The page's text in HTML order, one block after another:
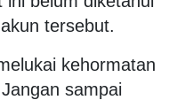
tersebut.
kehormatan
sampai